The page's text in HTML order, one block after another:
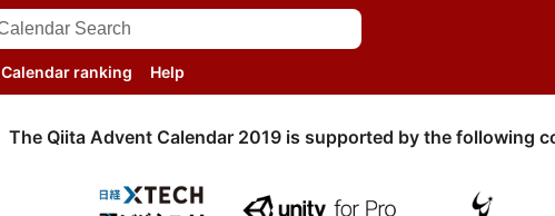
Calendar ranking Help
The Qiita Advent Calendar 2019 is supported by the following